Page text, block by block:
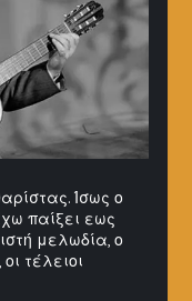
Ίσως ο
παίξει εως
μελωδία, ο
τέλειοι